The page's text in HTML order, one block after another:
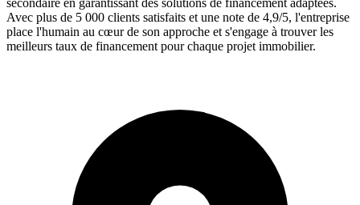
Avec plus de 5 000 clients satisfaits et une note de 4,9/5, l'entreprise
place l'humain au cœur de son approche et s'engage à trouver les
meilleurs taux de financement pour chaque projet immobilier.